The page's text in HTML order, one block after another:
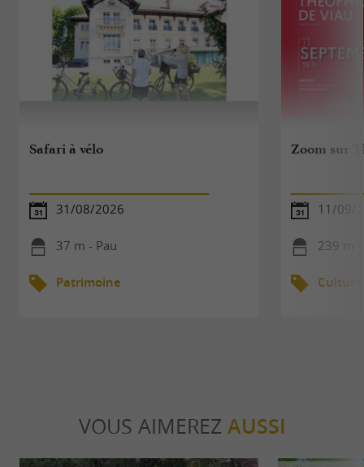
Safari à vélo
31/08/2026
37 m - Pau
Patrimoine
Zoom sur
11/09/
239 m -
Culture
VOUS AIMEREZ AUSSI